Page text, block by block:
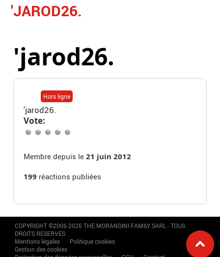
'JAROD26.
'jarod26.
Hors ligne
'jarod26.
Vote:
Membre depuis le21 juin 2012
199 réactions publiées
COPYRIGHT ©2006-2026 THE MORANDINI FAMILY SARL - TOUS
DROITS RESERVES
Mentions légales
Politique cookies
Gestion des cookies